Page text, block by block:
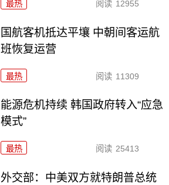
最热 阅读 12955
国航客机抵达平壤 中朝间客运航
班恢复运营
最热 阅读 11309
能源危机持续 韩国政府转入“应急
模式”
最热 阅读 25413
外交部：中美双方就特朗普总统